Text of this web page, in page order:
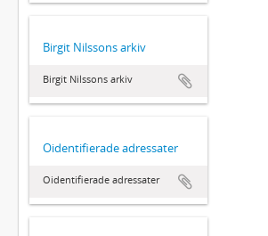
Birgit Nilssons arkiv
Birgit Nilssons arkiv
Oidentifierade adressater
Oidentifierade adressater